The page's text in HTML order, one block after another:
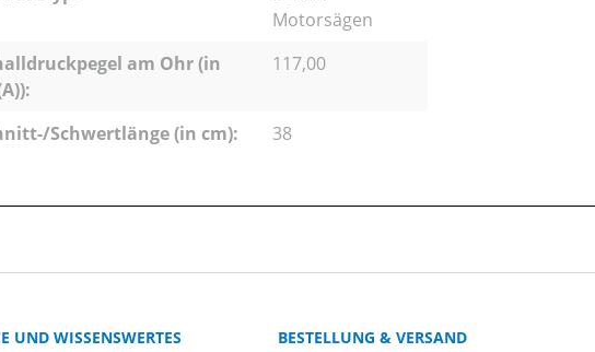
Motorsägen
am Ohr (in
117,00
Schwertlänge (in cm): 38
UND WISSENSWERTES
BESTELLUNG & VERSAND